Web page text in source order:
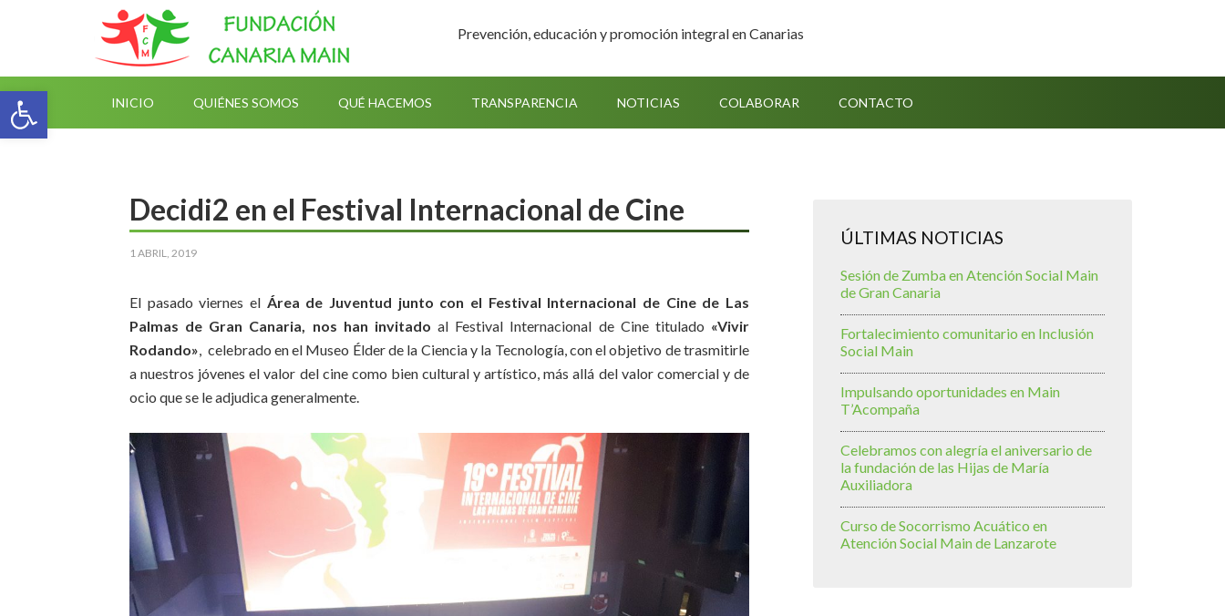
Abrir barra de herramientas
Prevención, educación y promoción integral en Canarias
INICIO QUIÉNES SOMOS QUÉ HACEMOS TRANSPARENCIA NOTICIAS COLABORAR CONTACTO
Decidi2 en el Festival Internacional de Cine
1 ABRIL, 2019
El pasado viernes el Área de Juventud junto con el Festival Internacional de Cine de Las
Palmas de Gran Canaria, nos han invitado al Festival Internacional de Cine titulado «Vivir
Rodando», celebrado en el Museo Élder de la Ciencia y la Tecnología, con el objetivo de trasmitirle
a nuestros jóvenes el valor del cine como bien cultural y artístico, más allá del valor comercial y de
ocio que se le adjudica generalmente.
ÚLTIMAS NOTICIAS
Sesión de Zumba en Atención Social Main
de Gran Canaria
Fortalecimiento comunitario en Inclusión
Social Main
Impulsando oportunidades en Main
T’Acompaña
Celebramos con alegría el aniversario de
la fundación de las Hijas de María
Auxiliadora
Curso de Socorrismo Acuático en
Atención Social Main de Lanzarote